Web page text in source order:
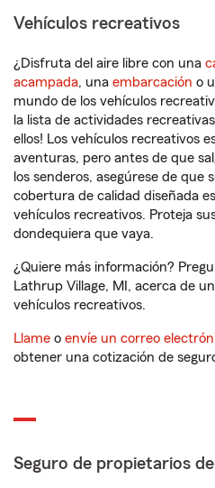
Vehículos recreativos
¿Disfruta del aire libre con una
acampada, una embarcación o
mundo de los vehículos
la lista de actividades
ellos! Los vehículos recreativos
aventuras, pero antes de que
los senderos, asegúrese de que
cobertura de calidad diseñada
vehículos recreativos. Proteja
dondequiera que vaya.
¿Quiere más información?
Lathrup Village, MI, acerca de
vehículos recreativos.
Llame o envíe un correo
obtener una cotización de
Seguro de propietarios